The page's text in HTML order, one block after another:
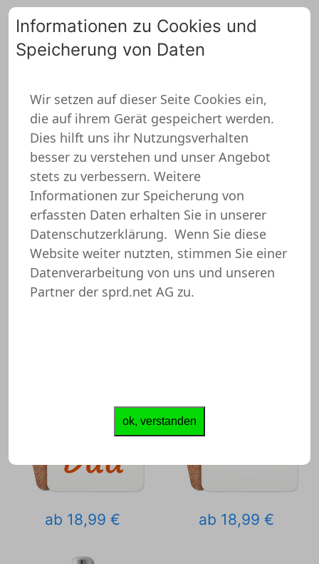
Geburtstagsgeschenk
Vater Untersetzer
ab 18,99 € ab 18,99 €
Informationen zu Cookies und
Speicherung von Daten
Wir setzen auf dieser Seite Cookies ein,
die auf ihrem Gerät gespeichert werden.
Dies hilft uns ihr Nutzungsverhalten
besser zu verstehen und unser Angebot
stets zu verbessern. Weitere
Informationen zur Speicherung von
erfassten Daten erhalten Sie in unserer
Datenschutzerklärung. Wenn Sie diese
Website weiter nutzten, stimmen Sie einer
Datenverarbeitung von uns und unseren
Partner der sprd.net AG zu.
ok, verstanden